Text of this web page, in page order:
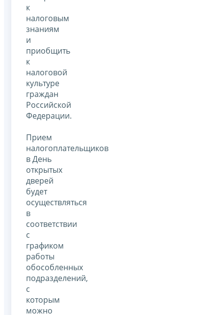
к
налоговым
знаниям
и
приобщить
к
налоговой
культуре
граждан
Российской
Федерации.
Прием
налогоплательщиков
в День
открытых
дверей
будет
осуществляться
в
соответствии
с
графиком
работы
обособленных
подразделений,
с
которым
можно